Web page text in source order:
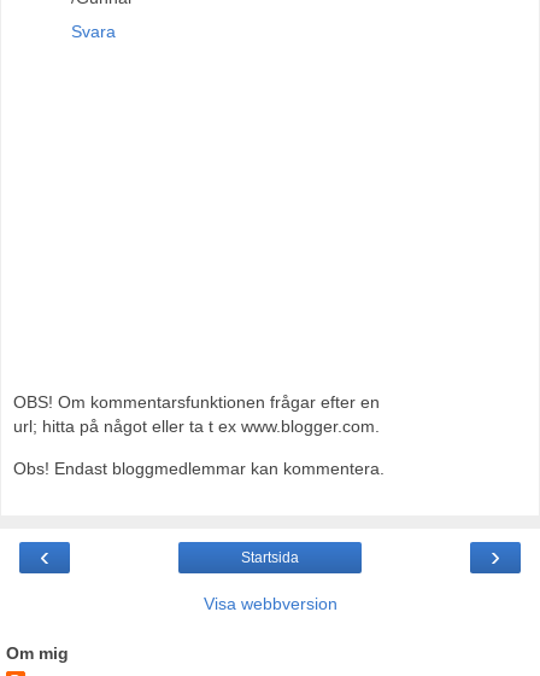
Svara
OBS! Om kommentarsfunktionen frågar efter en
url; hitta på något eller ta t ex www.blogger.com.
Obs! Endast bloggmedlemmar kan kommentera.
‹ ›
Startsida
Visa webbversion
Om mig